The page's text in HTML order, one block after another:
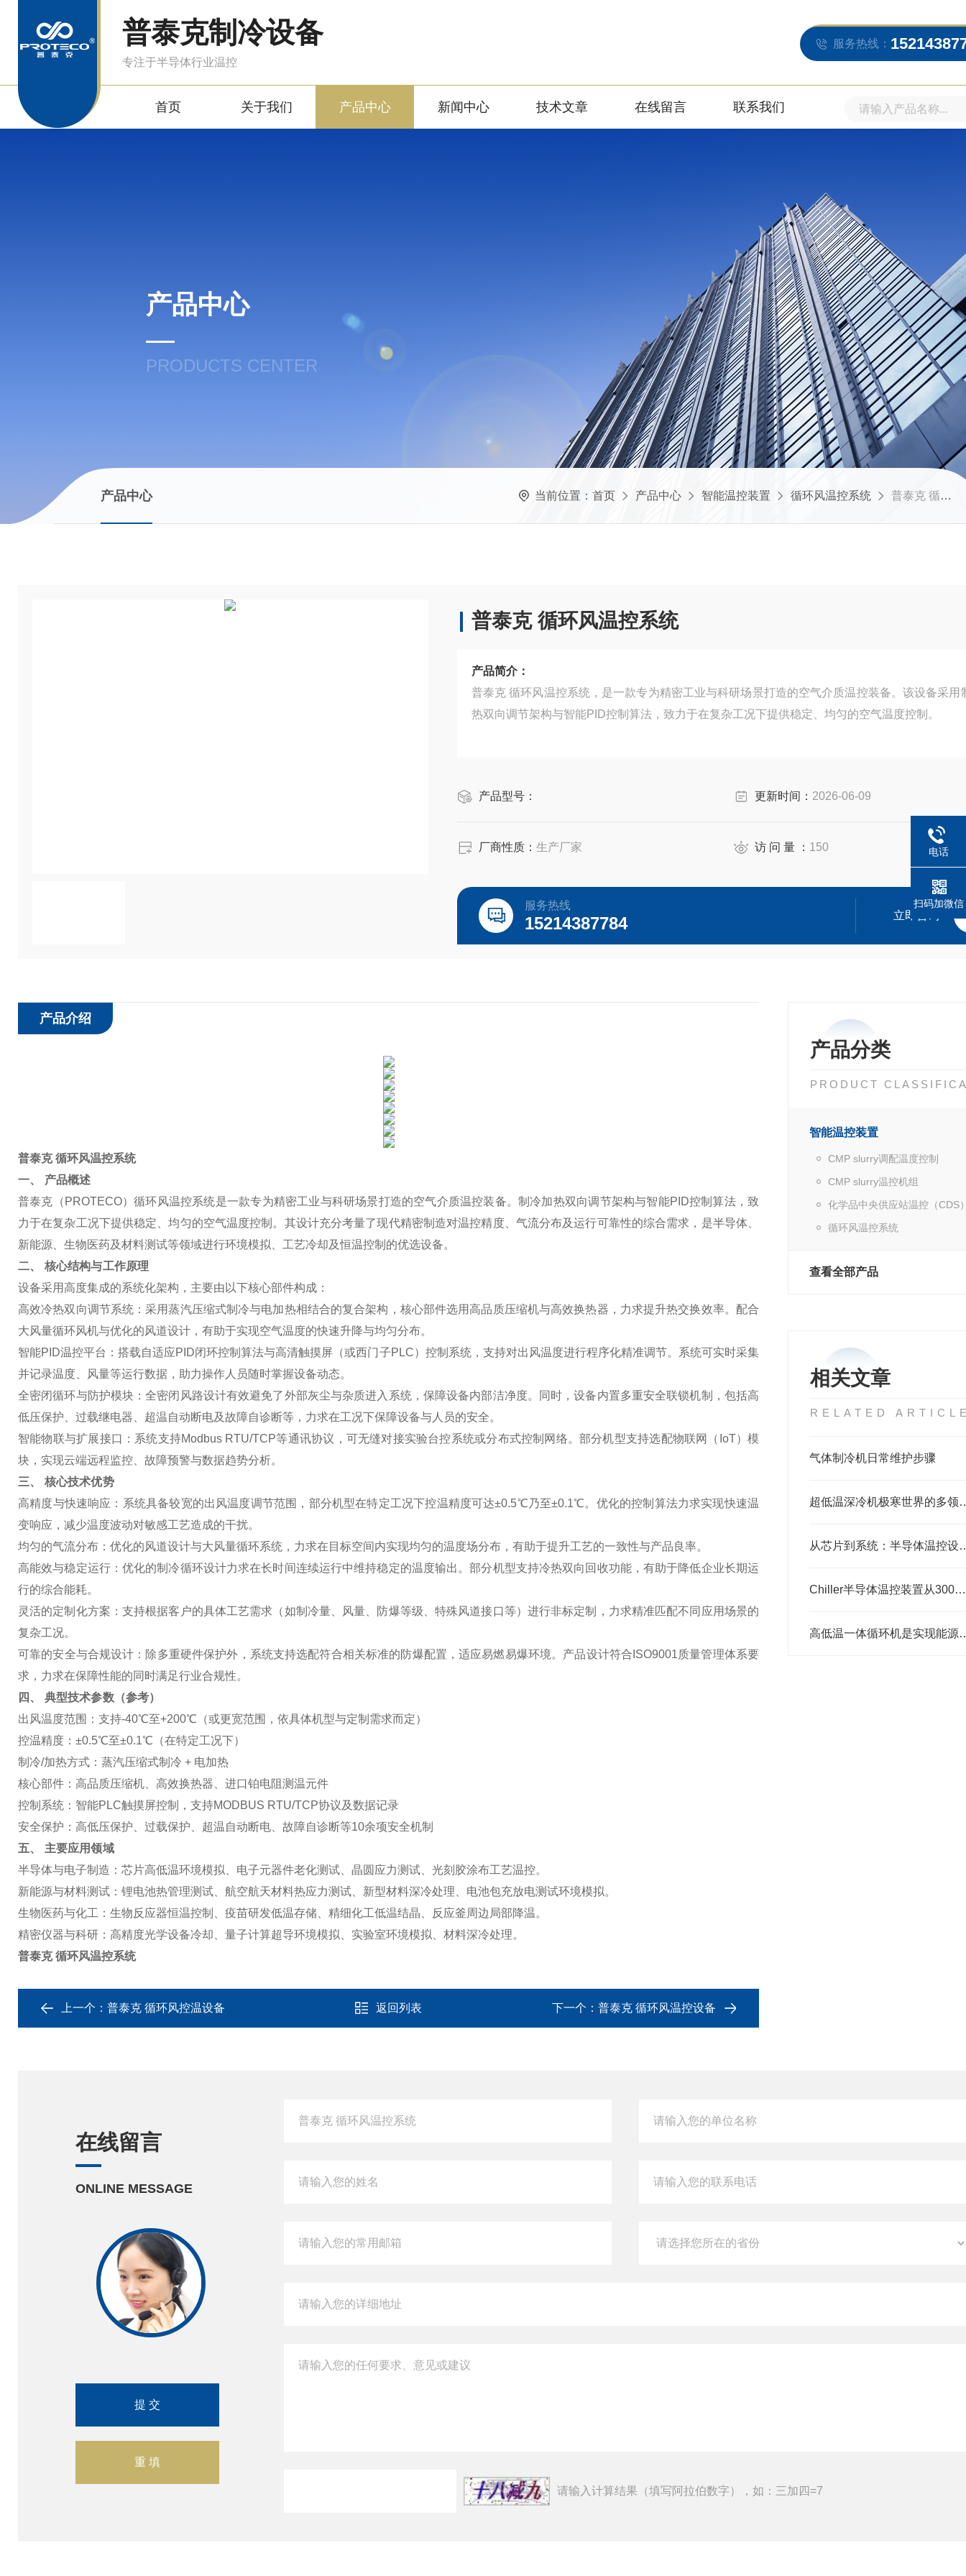
普泰克制冷设备
专注于半导体行业温控
服务热线：
首页 关于我们 产品中心 新闻中心 技术文章 在线留言 联系我们
产品中心
PRODUCTS CENTER
产品中心 当前位置： 首页 产品中心 智能温控装置 循环风温控系统 普泰克 循环风温控系统
普泰克 循环风温控系统
产品简介：
普泰克 循环风温控系统，是一款专为精密工业与科研场景打造的空气介质温控装备。该设备采用
热双向调节架构与智能PID控制算法，致力于在复杂工况下提供稳定、均匀的空气温度控制。
产品型号： 更新时间： 2026-06-09
厂商性质： 生产厂家 访 问 量 ： 150
服务热线
15214387784 立即咨询
产品分类
PRODUCT
智能温控装置
CMP slurry调配温度控制
CMP slurry温控机组
化学品中央供应站温控（CDS
循环风温控系统
查看全部产品
相关文章
RELATED
气体制冷机日常维护步骤
超低温深冷机
从芯片到系统：半导体
Chiller半导体温控装置从300℃到-150℃的极限温控技术
高低温一体循环机
产品介绍
普泰克 循环风温控系统
一、 产品概述
普泰克（PROTECO）循环风温控系统是一款专为精密工业与科研场景打造的空气介质温控装备。制冷加热双向调节架构与智能PID控制算法，致
力于在复杂工况下提供稳定、均匀的空气温度控制。其设计充分考量了现代精密制造对温控精度、气流分布及运行可靠性的综合需求，是半导体、
新能源、生物医药及材料测试等领域进行环境模拟、工艺冷却及恒温控制的优选设备。
二、 核心结构与工作原理
设备采用高度集成的系统化架构，主要由以下核心部件构成：
高效冷热双向调节系统 ：采用蒸汽压缩式制冷与电加热相结合的复合架构，核心部件选用高品质压缩机与高效换热器，力求提升热交换效率。配合
大风量循环风机与优化的风道设计，有助于实现空气温度的快速升降与均匀分布。
智能PID温控平台 ：搭载自适应PID闭环控制算法与高清触摸屏（或西门子PLC）控制系统，支持对出风温度进行程序化精准调节。系统可实时采集
并记录温度、风量等运行数据，助力操作人员随时掌握设备动态。
全密闭循环与防护模块 ：全密闭风路设计有效避免了外部灰尘与杂质进入系统，保障设备内部洁净度。同时，设备内置多重安全联锁机制，包括高
低压保护、过载继电器、超温自动断电及故障自诊断等，力求在工况下保障设备与人员的安全。
智能物联与扩展接口 ：系统支持Modbus RTU/TCP等通讯协议，可无缝对接实验台控系统或分布式控制网络。部分机型支持选配物联网（IoT）模
块，实现云端远程监控、故障预警与数据趋势分析。
三、 核心技术优势
高精度与快速响应 ：系统具备较宽的出风温度调节范围，部分机型在特定工况下控温精度可达±0.5℃乃至±0.1℃。优化的控制算法力求实现快速温
变响应，减少温度波动对敏感工艺造成的干扰。
均匀的气流分布 ：优化的风道设计与大风量循环系统，力求在目标空间内实现均匀的温度场分布，有助于提升工艺的一致性与产品良率。
高能效与稳定运行：优化的制冷循环设计力求在长时间连续运行中维持稳定的温度输出。部分机型支持冷热双向回收功能，有助于降低企业长期运
行的综合能耗。
灵活的定制化方案 ：支持根据客户的具体工艺需求（如制冷量、风量、防爆等级、特殊风道接口等）进行非标定制，力求精准匹配不同应用场景的
复杂工况。
可靠的安全与合规设计 ：除多重硬件保护外，系统支持选配符合相关标准的防爆配置，适应易燃易爆环境。产品设计符合ISO9001质量管理体系要
求，力求在保障性能的同时满足行业合规性。
四、 典型技术参数（参考）
出风温度范围 ：支持-40℃至+200℃（或更宽范围，依具体机型与定制需求而定）
控温精度 ：±0.5℃至±0.1℃（在特定工况下）
制冷/加热方式 ：蒸汽压缩式制冷 + 电加热
核心部件 ：高品质压缩机、高效换热器、进口铂电阻测温元件
控制系统 ：智能PLC触摸屏控制，支持MODBUS RTU/TCP协议及数据记录
安全保护 ：高低压保护、过载保护、超温自动断电、故障自诊断等10余项安全机制
五、 主要应用领域
半导体与电子制造 ：芯片高低温环境模拟、电子元器件老化测试、晶圆应力测试、光刻胶涂布工艺温控。
新能源与材料测试 ：锂电池热管理测试、航空航天材料热应力测试、新型材料深冷处理、电池包充放电测试环境模拟。
生物医药与化工 ：生物反应器恒温控制、疫苗研发低温存储、精细化工低温结晶、反应釜周边局部降温。
精密仪器与科研 ：高精度光学设备冷却、量子计算超导环境模拟、实验室环境模拟、材料深冷处理。
普泰克 循环风温控系统
上一个： 普泰克 循环风控温设备 返回列表 下一个： 普泰克 循环风温控设备
在线留言
ONLINE MESSAGE
请输入计算结果（填写阿拉伯数字），如：三加四=7
电话
扫码加微信